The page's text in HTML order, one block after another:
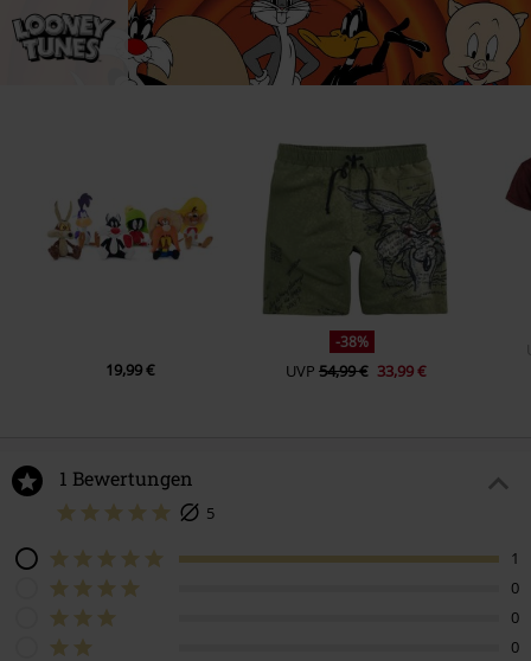
19,99 €
-38%
UVP 54,99 € 33,99 €
1 Bewertungen
5
1
0
0
0